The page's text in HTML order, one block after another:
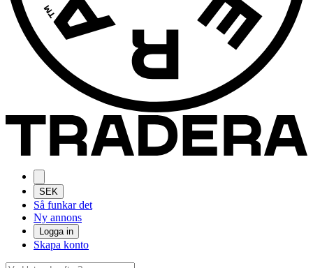
SEK
Så funkar det
Ny annons
Logga in
Skapa konto